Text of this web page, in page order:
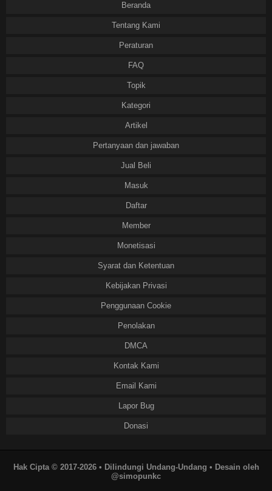
Beranda
Tentang Kami
Peraturan
FAQ
Topik
Kategori
Artikel
Pertanyaan dan jawaban
Jual Beli
Masuk
Daftar
Member
Monetisasi
Syarat dan Ketentuan
Kebijakan Privasi
Penggunaan Cookie
Penolakan
DMCA
Kontak Kami
Email Kami
Lapor Bug
Donasi
Hak Cipta © 2017-2026 • Dilindungi Undang-Undang • Desain oleh
@simopunkc